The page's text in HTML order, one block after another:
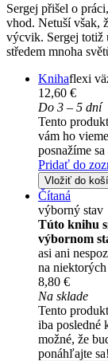
Sergej přišel o
vhod. Netuší však,
výcvik. Sergej totiž
středem mnoha
Knihaflexi
12,60 €
Do 3 – 5 dní
Tento
vám ho
posnažíme
Pridať do
Vložiť do
Čítaná
výborný stav
Túto knihu
výbornom
asi ani
na
8,80 €
Na sklade
Tento
iba posledné
možné, že
ponáhľajte sa!